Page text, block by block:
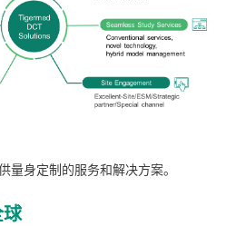
量身定制的服务和解决方案。